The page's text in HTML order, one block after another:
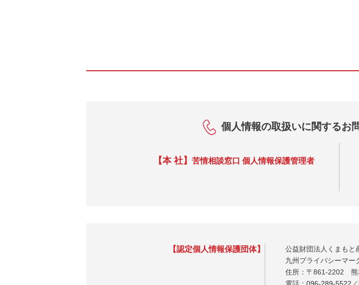
個人情報の取扱いに関するお
【本 社】 苦情相談窓口 個人情報保護管理者
【認定個人情報保護団体】
公益財団法人くまもと
九州プライバシーマー
住所：〒861-2202 熊